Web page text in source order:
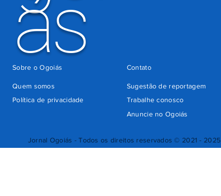
Jornal Ogoiás - Todos os direitos reservados © 2021 - 2025
ás
Quem somos
Sugestão de reportagem
Trabalhe conosco
Política de privacidade
Anuncie no Ogoiás
Contato
Sobre o Ogoiás